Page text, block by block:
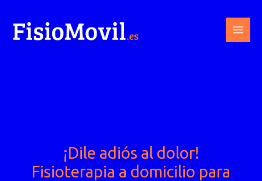
contenido
¡Dile adiós al dolor!
Fisioterapia a domicilio para